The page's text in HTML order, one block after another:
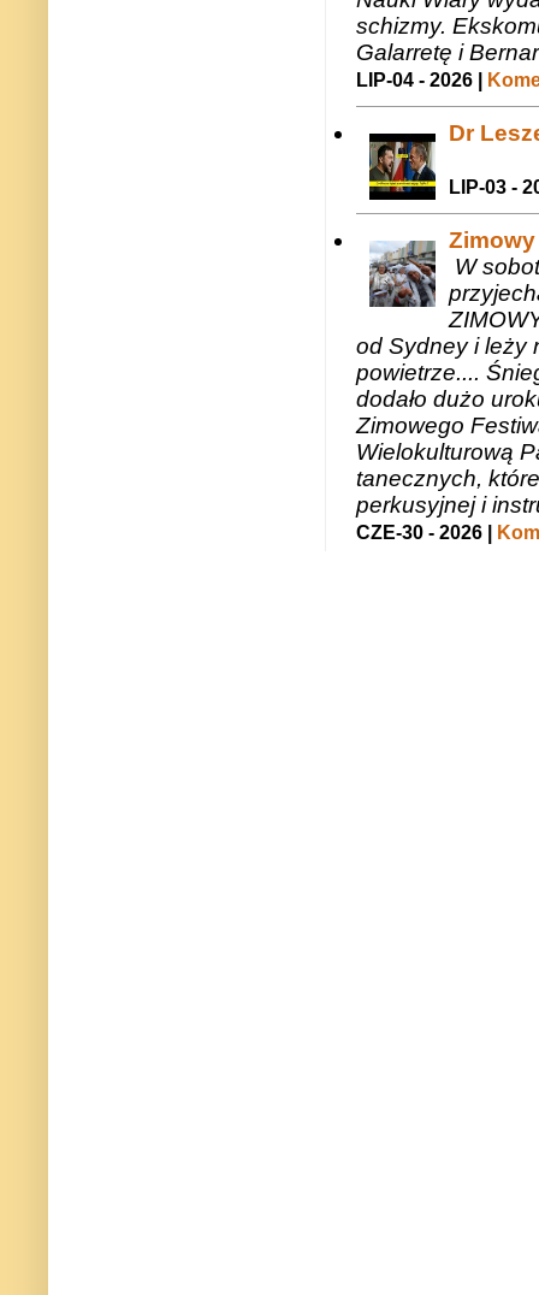
schizmy.
Galarretę i
LIP-04 - 2026 |
Dr
LIP-03 -
W
od Sydney i leży
powietrze....
dodało dużo
Zimowego
Wielokulturową
tanecznych,
perkusyjnej i
CZE-30 - 2026 |